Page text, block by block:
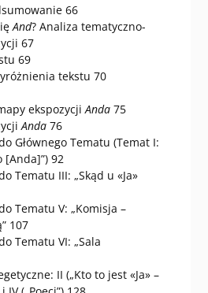
66
And? Analiza tematyczno-
67
69
tekstu 70
ekspozycjiAnda75
Anda76
Głównego Tematu (Temat I:
[Anda]”) 92
Tematu III: „Skąd u «Ja»
Tematu V: „Komisja –
107
Tematu VI: „Sala
II („Kto to jest «Ja» –